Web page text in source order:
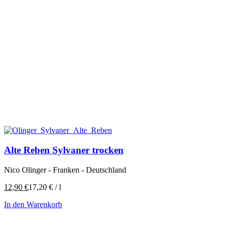
Alte Reben Sylvaner trocken
Nico Olinger - Franken - Deutschland
12,90 €17,20 € /l
In den Warenkorb